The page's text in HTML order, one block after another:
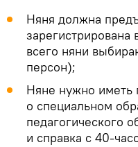
Няня должна
всего няни
персон);
Няне нужно иметь
о специальном
педагогического
и справка с 40-